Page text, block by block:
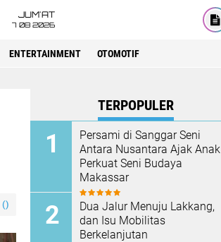
JUM'AT
7 08 2026
ENTERTAINMENT OTOMOTIF
()
TERPOPULER
Persami di Sanggar Seni
Antara Nusantara Ajak Anak
Perkuat Seni Budaya
Makassar
Dua Jalur Menuju Lakkang,
dan Isu Mobilitas
Berkelanjutan